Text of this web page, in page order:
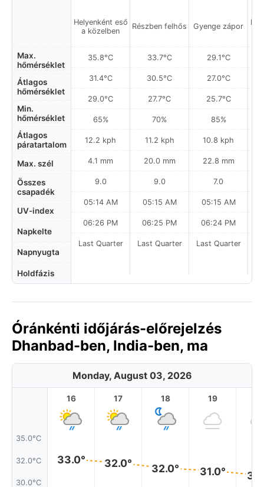
Max.
hőmérséklet
Átlagos
hőmérséklet
Min.
hőmérséklet
Átlagos
páratartalom
Max. szél
Összes
csapadék
UV-index
Napkelte
Napnyugta
Holdfázis
Helyenként eső
a közelben
35.8°C
31.4°C
29.0°C
65%
12.2 kph
4.1 mm
9.0
05:14 AM
06:26 PM
Last Quarter
Részben felhős
33.7°C
30.5°C
27.7°C
70%
11.2 kph
20.0 mm
9.0
05:15 AM
06:25 PM
Last Quarter
Gyenge zápor
29.1°C
27.0°C
25.7°C
85%
10.8 kph
22.8 mm
7.0
05:15 AM
06:24 PM
Last Quarter
Óránkénti időjárás-előrejelzés
Dhanbad-ben, India-ben, ma
Monday, August 03, 2026
35.0°C
32.0°C
30.0°C
16
33.0°
17
32.0°
18
32.0°
19
31.0°